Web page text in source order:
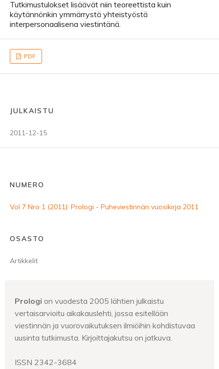
Tutkimustulokset lisäävät niin teoreettista kuin
käytännönkin ymmärrystä yhteistyöstä
interpersonaalisena viestintänä.
PDF
JULKAISTU
2011-12-15
NUMERO
Vol 7 Nro 1 (2011): Prologi - Puheviestinnän vuosikirja 2011
OSASTO
Artikkelit
Prologi on vuodesta 2005 lähtien julkaistu
vertaisarvioitu aikakauslehti, jossa esitellään
viestinnän ja vuorovaikutuksen ilmiöihin kohdistuvaa
uusinta tutkimusta. Kirjoittajakutsu on jatkuva.
ISSN 2342-3684